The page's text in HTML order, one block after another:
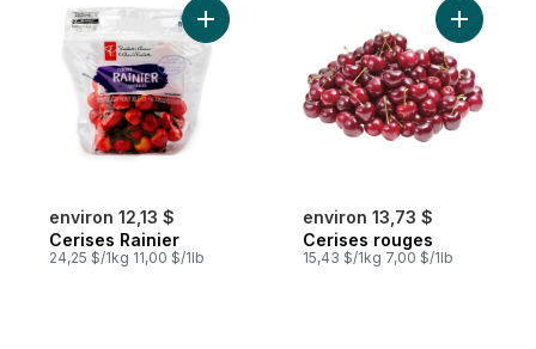
environ 12,13 $
Cerises Rainier
24,25 $/1kg 11,00 $/1lb
Ajouter Cerises Rainier au panier
environ 13,73 $
Cerises rouges
15,43 $/1kg 7,00 $/1lb
Ajouter